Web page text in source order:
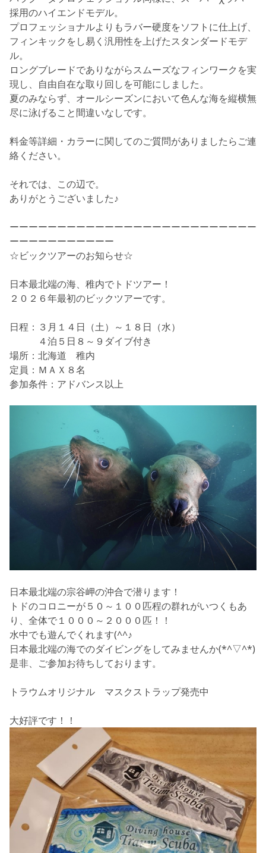
採用のハイエンドモデル。
プロフェッショナルよりもラバー硬度をソフトに仕上げ、
フィンキックをし易く汎用性を上げたスタンダードモデ
ル。
ロングブレードでありながらスムーズなフィンワークを実
現し、自由自在な取り回しを可能にしました。
夏のみならず、オールシーズンにおいて色んな海を縦横無
尽に泳げること間違いなしです。
料金等詳細・カラーに関してのご質問がありましたらご連
絡ください。
それでは、この辺で。
ありがとうございました♪
ーーーーーーーーーーーーーーーーーーーーーーーーーー
ーーーーーーーーーーー
☆ビックツアーのお知らせ☆
日本最北端の海、稚内でトドツアー！
２０２６年最初のビックツアーです。
日程：３月１４日（土）～１８日（水）
４泊５日８～９ダイブ付き
場所：北海道 稚内
定員：ＭＡＸ８名
参加条件：アドバンス以上
日本最北端の宗谷岬の沖合で潜ります！
トドのコロニーが５０～１００匹程の群れがいつくもあ
り、全体で１０００～２０００匹！！
水中でも遊んでくれます(^^♪
日本最北端の海でのダイビングをしてみませんか(*^▽^*)
是非、ご参加お待ちしております。
トラウムオリジナル マスクストラップ発売中
大好評です！！